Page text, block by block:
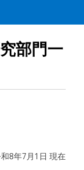
部門一
8年7月1日 現在